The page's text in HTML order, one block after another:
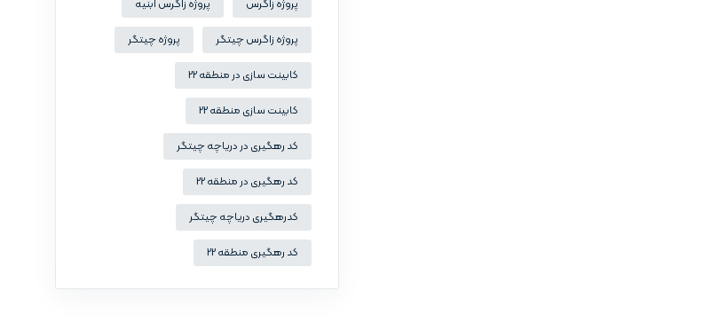
پروژه زاگرس پروژه زاگرس ابنیه
پروژه زاگرس چیتگر پروژه چیتگر
کابینت سازی در منطقه 22
کابینت سازی منطقه 22
کد رهگیری در دریاچه چیتگر
کد رهگیری در منطقه 22
کدرهگیری دریاچه چیتگر
کد رهگیری منطقه 22